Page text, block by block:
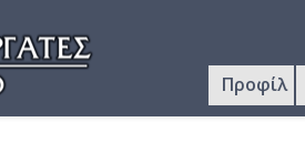
Προφίλ